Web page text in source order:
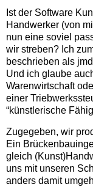
Ist der Software
Handwerker (von
nun eine soviel
wir streben? Ich
beschrieben als
Und ich glaube
Warenwirtschaft
einer
“künstlerische
Zugegeben, wir
Ein
gleich
uns mit unseren
anders damit